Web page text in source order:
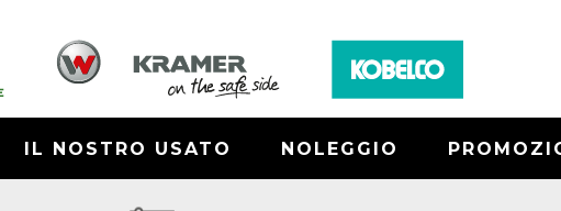
IL NOSTRO USATO NOLEGGIO